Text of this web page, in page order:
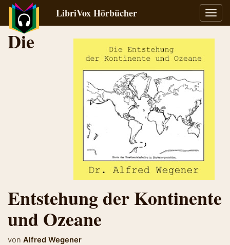
LibriVox Hörbücher
Die
Entstehung der Kontinente
und Ozeane
von Alfred Wegener